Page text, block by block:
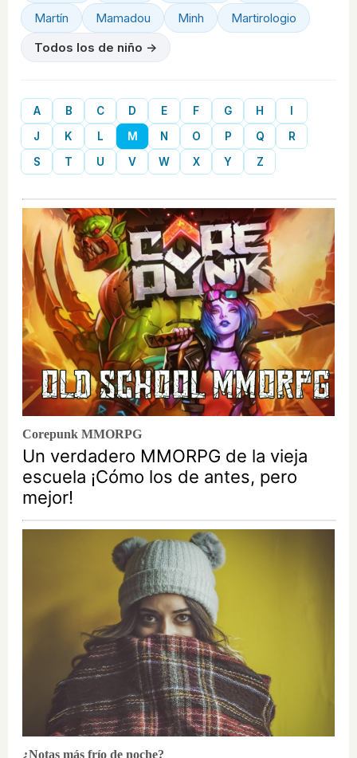
Martín Mamadou Minh
Martirologio
Todos los de niño →
A B C D E F G H
J
K L M N O P Q
R
S
T U V W X Y Z
Corepunk MMORPG
Un verdadero MMORPG de la vieja
escuela ¡Cómo los de antes, pero
mejor!
¿Notas más frío de noche?